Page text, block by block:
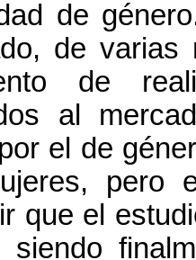
de
de varias
de
al
el de
pero
que el
siendo